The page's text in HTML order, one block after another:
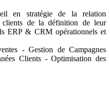
en stratégie de la relation
clients de la définition de leur
ERP & CRM opérationnels et
- Gestion de Campagnes
Clients - Optimisation des